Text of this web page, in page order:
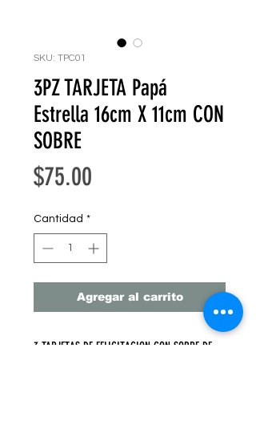
SKU: TPC01
3PZ TARJETA Papá
Estrella 16cm X 11cm CON
SOBRE
$75.00
Cantidad *
Agregar al carrito
3 TARJETAS DE FELICITACION CON SOBRE DE